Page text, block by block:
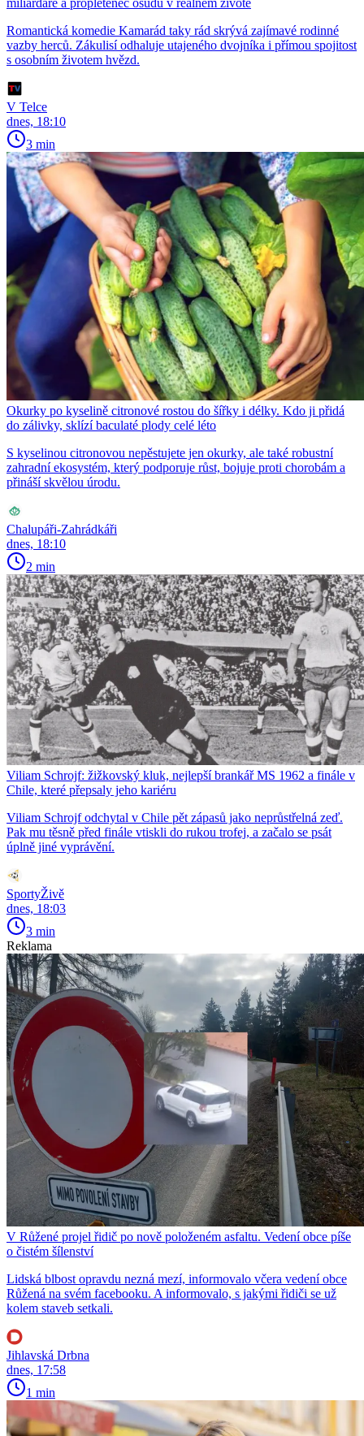
Romantická komedie Kamarád taky rád skrývá zajímavé rodinné
vazby herců. Zákulisí odhaluje utajeného dvojníka i přímou spojitost
s osobním životem hvězd.
V Telce
dnes, 18:10
3 min
Okurky po kyselině citronové rostou do šířky i délky. Kdo ji přidá
do zálivky, sklízí baculaté plody celé léto
S kyselinou citronovou nepěstujete jen okurky, ale také robustní
zahradní ekosystém, který podporuje růst, bojuje proti chorobám a
přináší skvělou úrodu.
Chalupáři-Zahrádkáři
dnes, 18:10
2 min
Viliam Schrojf: žižkovský kluk, nejlepší brankář MS 1962 a finále v
Chile, které přepsaly jeho kariéru
Viliam Schrojf odchytal v Chile pět zápasů jako neprůstřelná zeď.
Pak mu těsně před finále vtiskli do rukou trofej, a začalo se psát
úplně jiné vyprávění.
SportyŽivě
dnes, 18:03
3 min
Reklama
V Růžené projel řidič po nově položeném asfaltu. Vedení obce píše
o čistém šílenství
Lidská blbost opravdu nezná mezí, informovalo včera vedení obce
Růžená na svém facebooku. A informovalo, s jakými řidiči se už
kolem staveb setkali.
Jihlavská Drbna
dnes, 17:58
1 min